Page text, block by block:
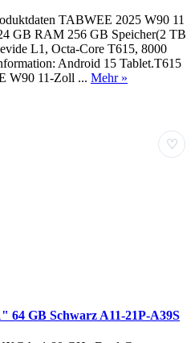
TABWEE 2025 W90 11
GB RAM 256 GB Speicher(2 TB
L1, Octa-Core T615, 8000
Android 15 Tablet.T615
W90 11-Zoll ... Mehr »
♡
64 GB Schwarz A11-21P-A39S